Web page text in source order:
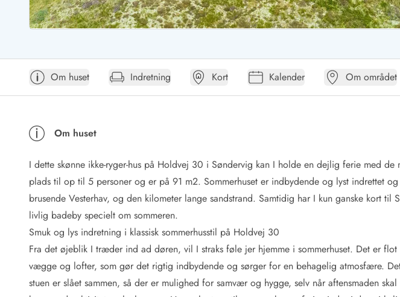
Esmark RejsecurityEsmark KidsVIPEsmark VIP partnerfordeleFordele hos os
Sommerhus ABC
Forbrugsafregning (Strøm, vand...)
Lån og lej
Rengøring
Gavekort
Book tidligt
Lejebetingelser
Vejret i Danmark
Sæsontider
Baderegler
Naturbeskyttelse
Om huset Indretning Kort Kalender Om området
Om huset
I dette skønne ikke-ryger-hus på Holdvej 30 i Søndervig kan I holde en dejlig ferie med
plads til op til 5 personer og er på 91 m2. Sommerhuset er indbydende og lyst indrettet
brusende Vesterhav, og den kilometer lange sandstrand. Samtidig har I kun ganske kort til
livlig badeby specielt om sommeren.
Smuk og lys indretning i klassisk sommerhusstil på Holdvej 30
Fra det øjeblik I træder ind ad døren, vil I straks føle jer hjemme i sommerhuset. Det er
vægge og lofter, som gør det rigtig indbydende og sørger for en behagelig atmosfære.
stuen er slået sammen, så der er mulighed for samvær og hygge, selv når aftensmaden